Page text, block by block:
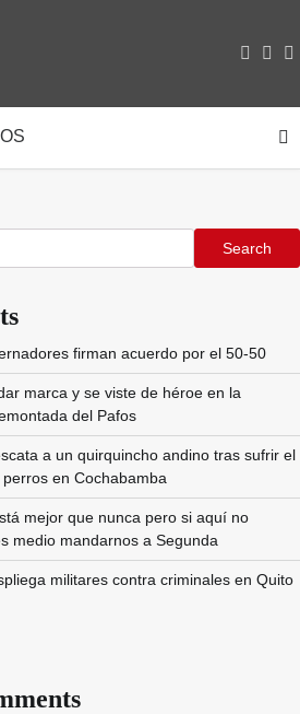
Search
firman acuerdo por el 50-50
marca y se viste de héroe en la
del Pafos
a un quirquincho andino tras sufrir el
en Cochabamba
mejor que nunca pero si aquí no
medio mandarnos a Segunda
militares contra criminales en Quito